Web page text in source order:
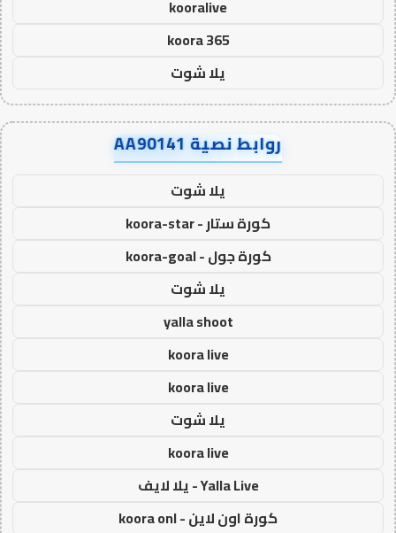
kooralive
koora 365
يلا شوت
روابط نصية AA90141
يلا شوت
كورة ستار - koora-star
كورة جول - koora-goal
يلا شوت
yalla shoot
koora live
koora live
يلا شوت
koora live
Yalla Live - يلا لايف
كورة اون لاين - koora onl